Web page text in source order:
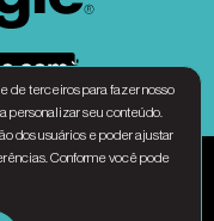
34 © Copyright 2025 – Todos
privacidade
de terceiros para fazer nosso
personalizar seu conteúdo.
dos usuários e poder ajustar
Conforme você pode